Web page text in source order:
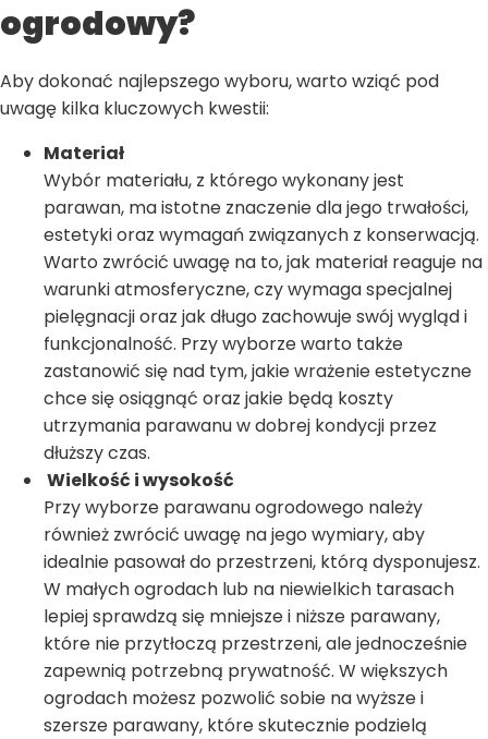
ogrodowy?
Aby dokonać najlepszego wyboru, warto wziąć pod
uwagę kilka kluczowych kwestii:
Materiał
Wybór materiału, z którego wykonany jest
parawan, ma istotne znaczenie dla jego trwałości,
estetyki oraz wymagań związanych z konserwacją.
Warto zwrócić uwagę na to, jak materiał reaguje na
warunki atmosferyczne, czy wymaga specjalnej
pielęgnacji oraz jak długo zachowuje swój wygląd i
funkcjonalność. Przy wyborze warto także
zastanowić się nad tym, jakie wrażenie estetyczne
chce się osiągnąć oraz jakie będą koszty
utrzymania parawanu w dobrej kondycji przez
dłuższy czas.
Wielkość i wysokość
Przy wyborze parawanu ogrodowego należy
również zwrócić uwagę na jego wymiary, aby
idealnie pasował do przestrzeni, którą dysponujesz.
W małych ogrodach lub na niewielkich tarasach
lepiej sprawdzą się mniejsze i niższe parawany,
które nie przytłoczą przestrzeni, ale jednocześnie
zapewnią potrzebną prywatność. W większych
ogrodach możesz pozwolić sobie na wyższe i
szersze parawany, które skutecznie podzielą